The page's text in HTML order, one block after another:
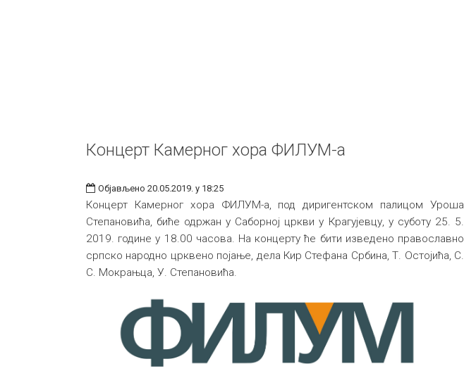
Концерт Камерног хора ФИЛУМ-а
Објављено 20.05.2019. у 18:25
Концерт Камерног хора ФИЛУМ-а, под диригентском палицом Уроша
Степановића, биће одржан у Саборној цркви у Крагујевцу, у суботу 25. 5.
2019. године у 18.00 часова. На концерту ће бити изведено православно
српско народно црквено појање, дела Кир Стефана Србина, Т. Остојића, С.
С. Мокрањца, У. Степановића.